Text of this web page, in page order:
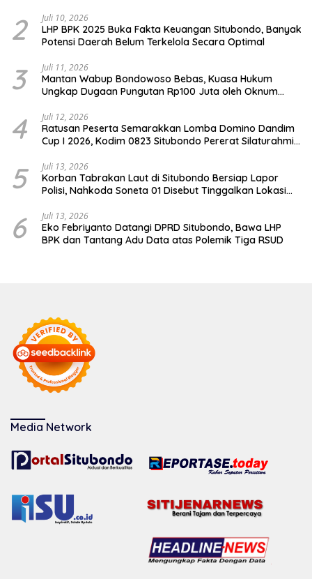
2 Juli 10, 2026
LHP BPK 2025 Buka Fakta Keuangan Situbondo, Banyak
Potensi Daerah Belum Terkelola Secara Optimal
3 Juli 11, 2026
Mantan Wabup Bondowoso Bebas, Kuasa Hukum
Ungkap Dugaan Pungutan Rp100 Juta oleh Oknum
4 Juli 12, 2026
Ratusan Peserta Semarakkan Lomba Domino Dandim
Cup I 2026, Kodim 0823 Situbondo Pererat Silaturahmi
5 Juli 13, 2026
Korban Tabrakan Laut di Situbondo Bersiap Lapor
Polisi, Nahkoda Soneta 01 Disebut Tinggalkan Lokasi
6 Juli 13, 2026
Eko Febriyanto Datangi DPRD Situbondo, Bawa LHP
BPK dan Tantang Adu Data atas Polemik Tiga RSUD
Media Network